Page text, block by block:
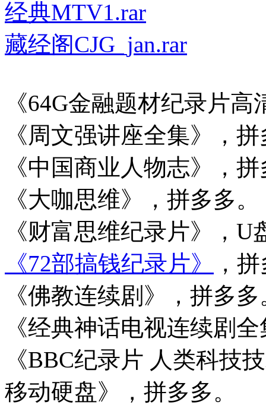
经典MTV1.rar
藏经阁CJG_jan.rar
《64G金融题材纪录片
《周文强讲座全集》，
《中国商业人物志》，
《大咖思维》，拼多多。
《财富思维纪录片》，U
《72部搞钱纪录片》
，
《佛教连续剧》，拼多多
《经典神话电视连续剧
《BBC纪录片 人类科技
移动硬盘》，拼多多。